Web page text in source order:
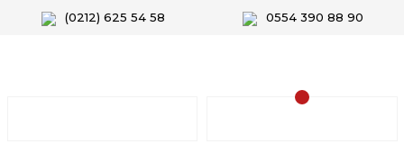
(0212) 625 54 58 0554 390 88 90